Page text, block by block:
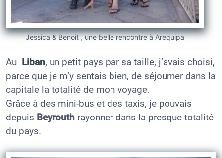
Jessica & Benoit , une belle rencontre à Arequipa
Au Liban, un petit pays par sa taille, j’avais choisi,
parce que je m’y sentais bien, de séjourner dans la
capitale la totalité de mon voyage.
Grâce à des mini-bus et des taxis, je pouvais
depuis Beyrouth rayonner dans la presque totalité
du pays.